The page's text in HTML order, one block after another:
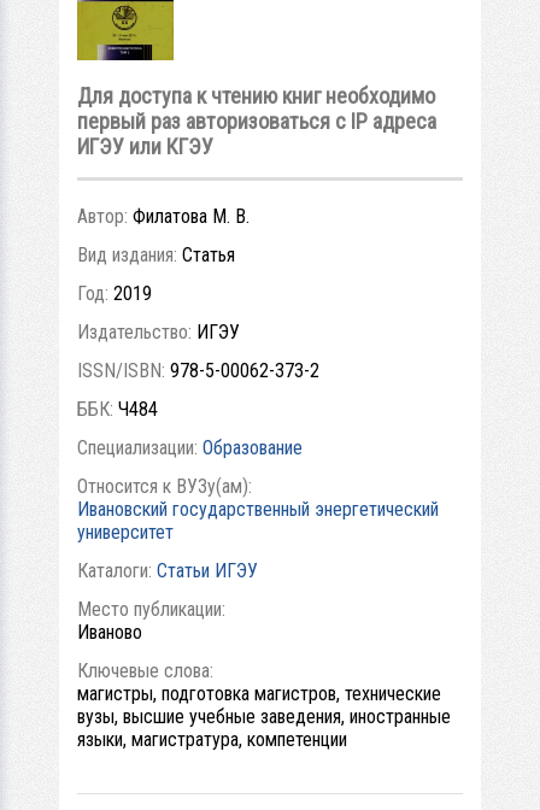
Для доступа к чтению книг необходимо
первый раз авторизоваться с IP адреса
ИГЭУ или КГЭУ
Автор: Филатова М. В.
Вид издания: Статья
Год: 2019
Издательство: ИГЭУ
ISSN/ISBN: 978-5-00062-373-2
ББК: Ч484
Специализации: Образование
Относится к ВУЗу(ам):
Ивановский государственный энергетический
университет
Каталоги: Статьи ИГЭУ
Место публикации:
Иваново
Ключевые слова:
магистры, подготовка магистров, технические
вузы, высшие учебные заведения, иностранные
языки, магистратура, компетенции